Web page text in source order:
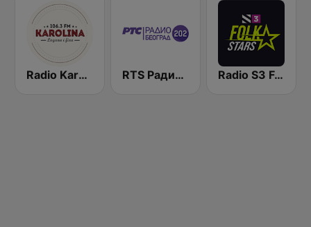
Radio Karolina RTS Радио Београд 202 / Radio Beograd 202 Radio S3 Folk Stars